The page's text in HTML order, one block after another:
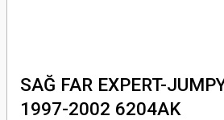
SAĞ FAR EXPERT-
1997-2002 6204AK